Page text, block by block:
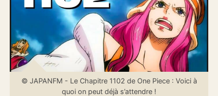
© JAPANFM - Le Chapitre 1102 de One Piece : Voici à
quoi on peut déjà s’attendre !